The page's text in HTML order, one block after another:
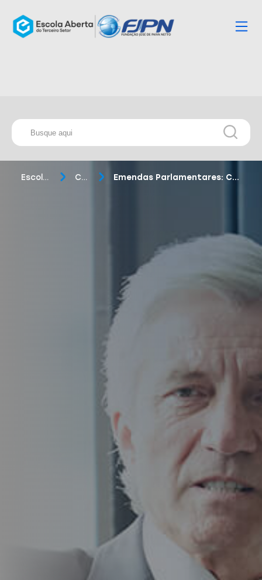
Escola Aberta Cursos Emendas Parlamentares: Captação de Recursos Federais